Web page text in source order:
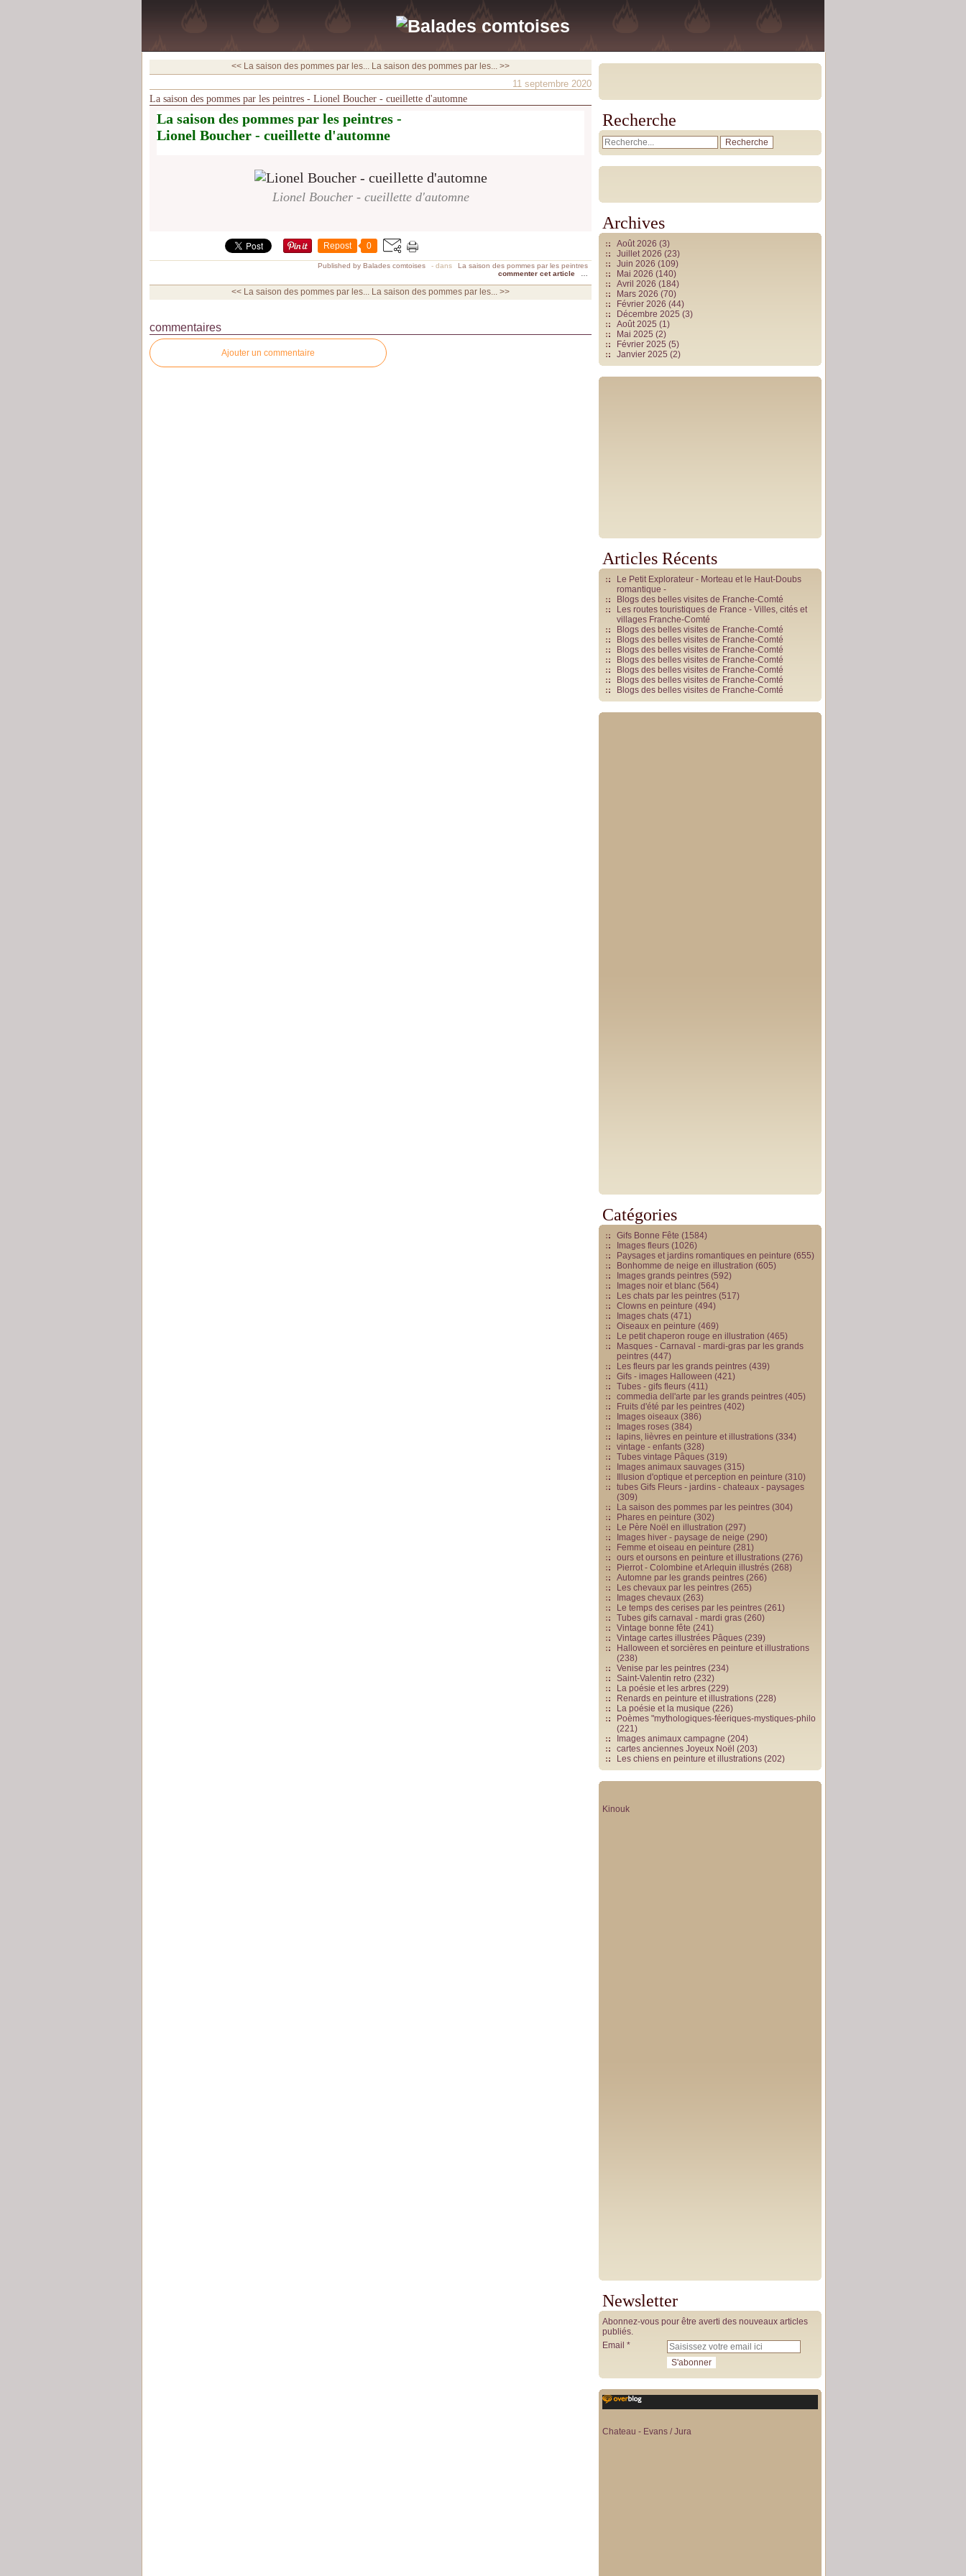
<< La saison des pommes par les... La saison des pommes par les... >>
11 septembre 2020
La saison des pommes par les peintres - Lionel Boucher - cueillette d'automne
La saison des pommes par les peintres -
Lionel Boucher - cueillette d'automne
Lionel Boucher - cueillette d'automne
Repost 0
Published by Balades comtoises - dans
La saison des pommes par les peintres
commenter cet article
<< La saison des pommes par les... La saison des pommes par les... >>
commentaires
Ajouter un commentaire
Recherche
Archives
Août 2026 (3)
Juillet 2026 (23)
Juin 2026 (109)
Mai 2026 (140)
Avril 2026 (184)
Mars 2026 (70)
Février 2026 (44)
Décembre 2025 (3)
Août 2025 (1)
Mai 2025 (2)
Février 2025 (5)
Janvier 2025 (2)
Articles Récents
Le Petit Explorateur - Morteau et le Haut-Doubs
romantique -
Blogs des belles visites de Franche-Comté
Les routes touristiques de France - Villes, cités et
villages Franche-Comté
Blogs des belles visites de Franche-Comté
Blogs des belles visites de Franche-Comté
Blogs des belles visites de Franche-Comté
Blogs des belles visites de Franche-Comté
Blogs des belles visites de Franche-Comté
Blogs des belles visites de Franche-Comté
Blogs des belles visites de Franche-Comté
Catégories
Gifs Bonne Fête (1584)
Images fleurs (1026)
Paysages et jardins romantiques en peinture (655)
Bonhomme de neige en illustration (605)
Images grands peintres (592)
Images noir et blanc (564)
Les chats par les peintres (517)
Clowns en peinture (494)
Images chats (471)
Oiseaux en peinture (469)
Le petit chaperon rouge en illustration (465)
Masques - Carnaval - mardi-gras par les grands
peintres (447)
Les fleurs par les grands peintres (439)
Gifs - images Halloween (421)
Tubes - gifs fleurs (411)
commedia dell'arte par les grands peintres (405)
Fruits d'été par les peintres (402)
Images oiseaux (386)
Images roses (384)
lapins, lièvres en peinture et illustrations (334)
vintage - enfants (328)
Tubes vintage Pâques (319)
Images animaux sauvages (315)
Illusion d'optique et perception en peinture (310)
tubes Gifs Fleurs - jardins - chateaux - paysages
(309)
La saison des pommes par les peintres (304)
Phares en peinture (302)
Le Père Noël en illustration (297)
Images hiver - paysage de neige (290)
Femme et oiseau en peinture (281)
ours et oursons en peinture et illustrations (276)
Pierrot - Colombine et Arlequin illustrés (268)
Automne par les grands peintres (266)
Les chevaux par les peintres (265)
Images chevaux (263)
Le temps des cerises par les peintres (261)
Tubes gifs carnaval - mardi gras (260)
Vintage bonne fête (241)
Vintage cartes illustrées Pâques (239)
Halloween et sorcières en peinture et illustrations
(238)
Venise par les peintres (234)
Saint-Valentin retro (232)
La poésie et les arbres (229)
Renards en peinture et illustrations (228)
La poésie et la musique (226)
Poèmes "mythologiques-féeriques-mystiques-philo
(221)
Images animaux campagne (204)
cartes anciennes Joyeux Noël (203)
Les chiens en peinture et illustrations (202)
Kinouk
Newsletter
Abonnez-vous pour être averti des nouveaux articles
publiés.
Email
Chateau - Evans / Jura